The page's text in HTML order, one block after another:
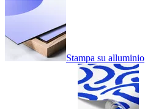
Stampa su alluminio